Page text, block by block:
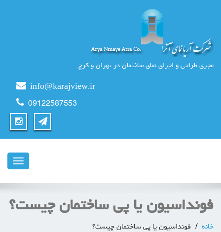
مجری طراحی و اجرای نمای ساختمان در تهران و کرج
info@karajview.ir
09122587553
ناوبری
فونداسیون یا پی ساختمان چیست؟
خانه فونداسیون یا پی ساختمان چیست؟